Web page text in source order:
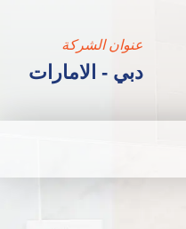
عنوان الشركة
دبي - الامارات